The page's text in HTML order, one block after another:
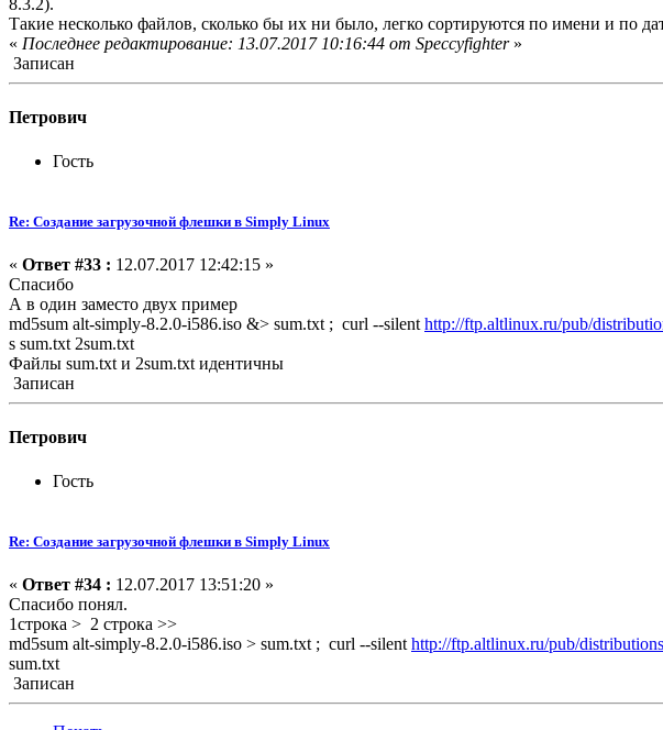
8.3.2).
Такие несколько файлов, сколько бы их ни было, легко сортируются по имени и по
« Последнее редактирование: 13.07.2017 10:16:44 от Speccyfighter»
Записан
Петрович
Гость
Re: Создание загрузочной флешки в Simply Linux
« Ответ #33 : 12.07.2017 12:42:15 »
Спасибо
А в один заместо двух пример
md5sum alt-simply-8.2.0-i586.iso &> sum.txt ; curl --silent http://ftp.altlinux.ru/pub/
s sum.txt 2sum.txt
Файлы sum.txt и 2sum.txt идентичны
Записан
Петрович
Гость
Re: Создание загрузочной флешки в Simply Linux
« Ответ #34 : 12.07.2017 13:51:20 »
Спасибо понял.
1строка > 2 строка >>
md5sum alt-simply-8.2.0-i586.iso > sum.txt ; curl --silent http://ftp.altlinux.ru/pub/
sum.txt
Записан